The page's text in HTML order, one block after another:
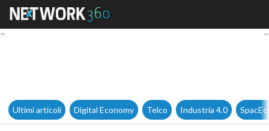
Poste, Giuseppe Coccon a
Ultimi articoli Digital Economy Telco Industria 4.0